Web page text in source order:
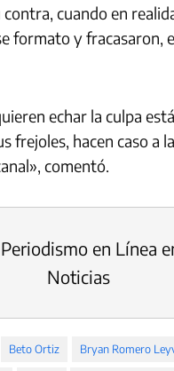
contra, cuando en
formato y fracasaron,
echar la culpa
frejoles, hacen caso a
comentó.
en Línea
Noticias
Beto Ortiz Bryan Romero